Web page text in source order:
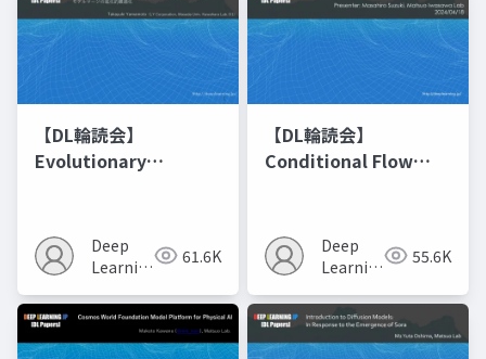
【DL輪読会】
Evolutionary
Recipes モデルマージ
の進化的最適化
Deep
Learning
61.6K
【DL輪読会】
Conditional Flow
Deep
Learning
55.6K